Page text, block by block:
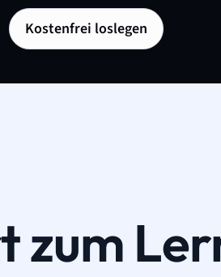
Kostenfrei loslegen
zum